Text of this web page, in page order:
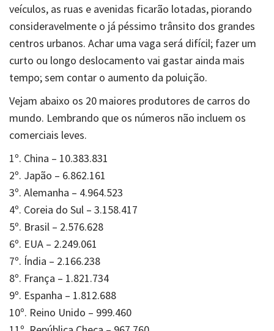
veículos, as ruas e avenidas ficarão lotadas, piorando
consideravelmente o já péssimo trânsito dos grandes
centros urbanos. Achar uma vaga será difícil; fazer um
curto ou longo deslocamento vai gastar ainda mais
tempo; sem contar o aumento da poluição.
Vejam abaixo os 20 maiores produtores de carros do
mundo. Lembrando que os números não incluem os
comerciais leves.
1º. China – 10.383.831
2º. Japão – 6.862.161
3º. Alemanha – 4.964.523
4º. Coreia do Sul – 3.158.417
5º. Brasil – 2.576.628
6º. EUA – 2.249.061
7º. Índia – 2.166.238
8º. França – 1.821.734
9º. Espanha – 1.812.688
10º. Reino Unido – 999.460